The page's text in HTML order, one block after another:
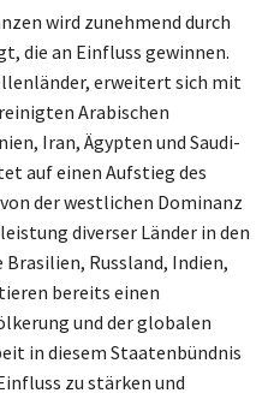
wird zunehmend durch
die an Einfluss gewinnen.
erweitert sich mit
Arabischen
Iran, Ägypten und Saudi-
auf einen Aufstieg des
der westlichen Dominanz
diverser Länder in den
Russland, Indien,
bereits einen
und der globalen
in diesem Staatenbündnis
zu stärken und